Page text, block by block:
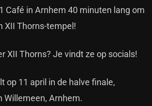
Café in Arnhem 40 minuten lang om
XII Thorns-tempel!
XII Thorns? Je vindt ze op socials!
op 11 april in de halve finale,
Willemeen, Arnhem.